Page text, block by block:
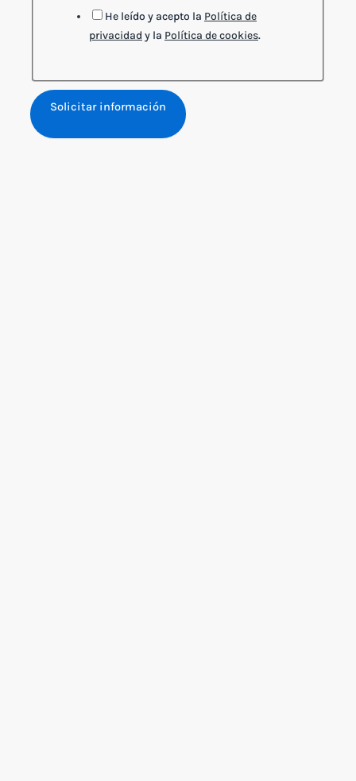
He leído y acepto la Política de
privacidad y la Política de cookies.
Solicitar información